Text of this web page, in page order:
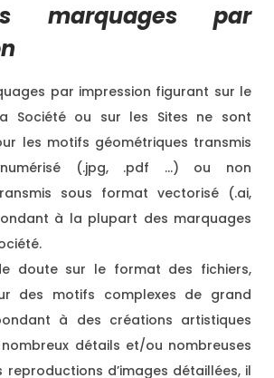
marquages par
par impression figurant sur le
Société ou sur les Sites ne sont
les motifs géométriques transmis
(.jpg, .pdf …) ou non
sous format vectorisé (.ai,
à la plupart des marquages
doute sur le format des fichiers,
des motifs complexes de grand
à des créations artistiques
détails et/ou nombreuses
reproductions d’images détaillées, il